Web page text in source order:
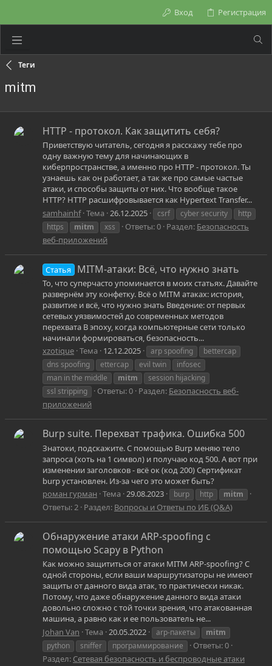
Вход Регистрация
Теги
mitm
HTTP - протокол. Как защитить себя?
Приветствую читатель, сегодня я расскажу тебе про
одну важную тему для начинающих в
киберпространстве, а именно про HTTP - протокол. Ты
узнаешь как он работает, а так же про самые частые
атаки, и способы защиты от них. Что вообще такое
HTTP? HTTP расшифровывается как Hypertext Transfer...
samhainhf Тема 26.12.2025 csrf cyber security
http
https
mitm xss Ответы: 0 Раздел: Безопасность
веб-приложений
Статья MITM-атаки: Всё, что нужно знать
То, что суперчасто упоминается в моих статьях. Давайте
развернём эту конфетку. Всё о MITM атаках: история,
развитие и всё, что нужно знать Введение: от первых
сетевых уязвимостей до современных методов
перехвата В эпоху, когда компьютерные сети только
начинали формироваться, безопасность...
xzotique Тема 12.12.2025 arp spoofing
bettercap
dns spoofing
ettercap evil twin
infosec
man in the middle
mitm
session hijacking
ssl stripping
Ответы: 0 Раздел: Безопасность веб-
приложений
Burp suite. Перехват трафика. Ошибка 500
Знатоки, подскажите. С помощью Burp меняю тело
запроса (хоть на 1 символ) и получаю код 500. А вот при
изменении заголовков - всё ок (код 200) Сертификат
burp установлен. Из-за чего это может быть?
роман гурман Тема 29.08.2023 burp http mitm
Ответы: 2 Раздел: Вопросы и Ответы по ИБ (Q&A)
Обнаружение атаки ARP-spoofing с
помощью Scapy в Python
Как можно защититься от атаки MITM ARP-spoofing? С
одной стороны, если ваши маршрутизаторы не имеют
защиты от данного вида атак, то практически никак.
Потому, что даже обнаружение данного вида атаки
довольно сложно с той точки зрения, что атакованная
машина, а равно как и ее пользователь не...
Johan Van Тема 20.05.2022 arp-пакеты
mitm
python
sniffer программирование
Ответы: 0
Раздел: Сетевая безопасность и беспроводные атаки